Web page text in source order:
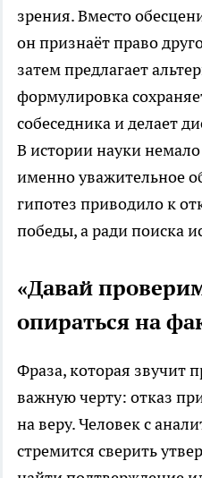
зрения. Вместо
он признаёт право
затем предлагает
формулировка
собеседника и делает
В истории науки
именно уважительное
гипотез приводило к
победы, а ради поиска
«Давай
опираться на
Фраза, которая звучит
важную черту: отказ
на веру. Человек с
стремится сверить